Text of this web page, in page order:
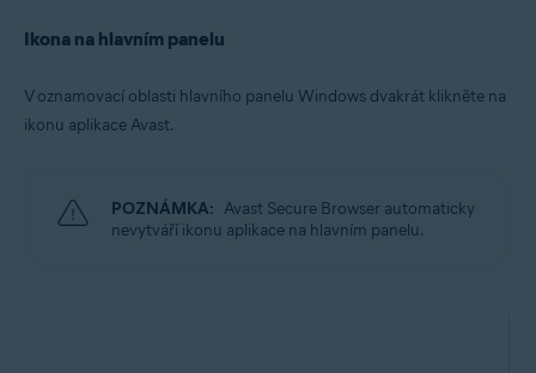
Ikona na hlavním panelu
V oznamovací oblasti hlavního panelu Windows dvakrát klikněte na
ikonu aplikace Avast.
POZNÁMKA: Avast Secure Browser automaticky
nevytváří ikonu aplikace na hlavním panelu.